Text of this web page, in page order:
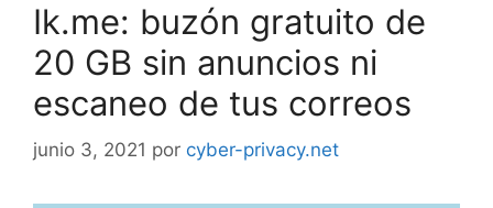
Ik.me: buzón gratuito de
20 GB sin anuncios ni
escaneo de tus correos
junio 3, 2021 por cyber-privacy.net